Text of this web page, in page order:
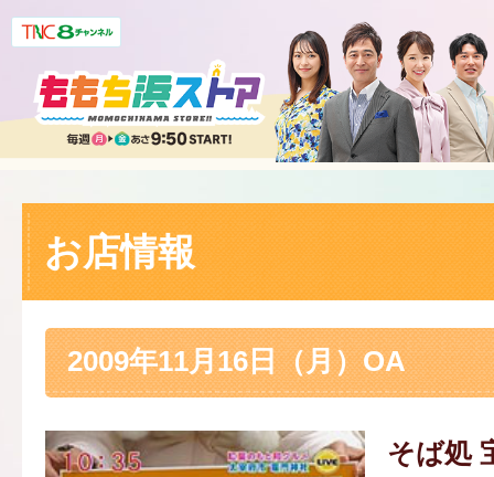
お店情報
2009年11月16日（月）OA
そば処